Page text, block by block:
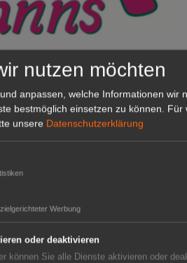
der
für
nutzen möchten
anpassen, welche Informationen wir
bestmöglich einsetzen zu können.
Für
unsere Datenschutzerklärung
Werbung
oder deaktivieren
können Sie alle Dienste aktivieren oder